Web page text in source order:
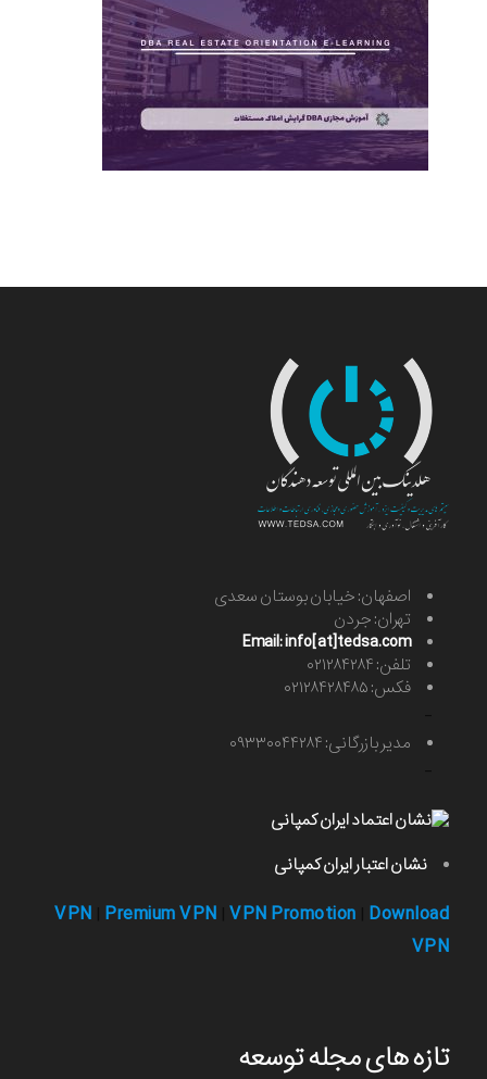
اصفهان: خیابان بوستان سعدی
تهران: جردن
Email: info[at]tedsa.com
تلفن: ۰۲۱۲۸۴۲۸۴
فکس: ۰۲۱۲۸۴۲۸۴۸۵
مدیر بازرگانی: ۰۹۳۳۰۰۴۴۲۸۴
نشان اعتبار ایران کمپانی
VPN Premium VPN VPN Promotion Download
VPN
تازه های مجله توسعه